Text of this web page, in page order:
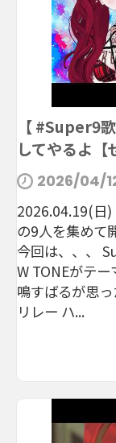
【 #Super9
してやるよ【
2026/04/
2026.04.19(日)
の9人を集めて
今回は、、、
W TONEがテ
鳴すばるが思
リレー ハ...